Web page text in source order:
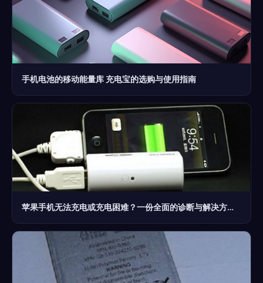
手机电池的移动能量库 充电宝的选购与使用指南
苹果手机无法充电或充电困难？一份全面的诊断与解决方案指南